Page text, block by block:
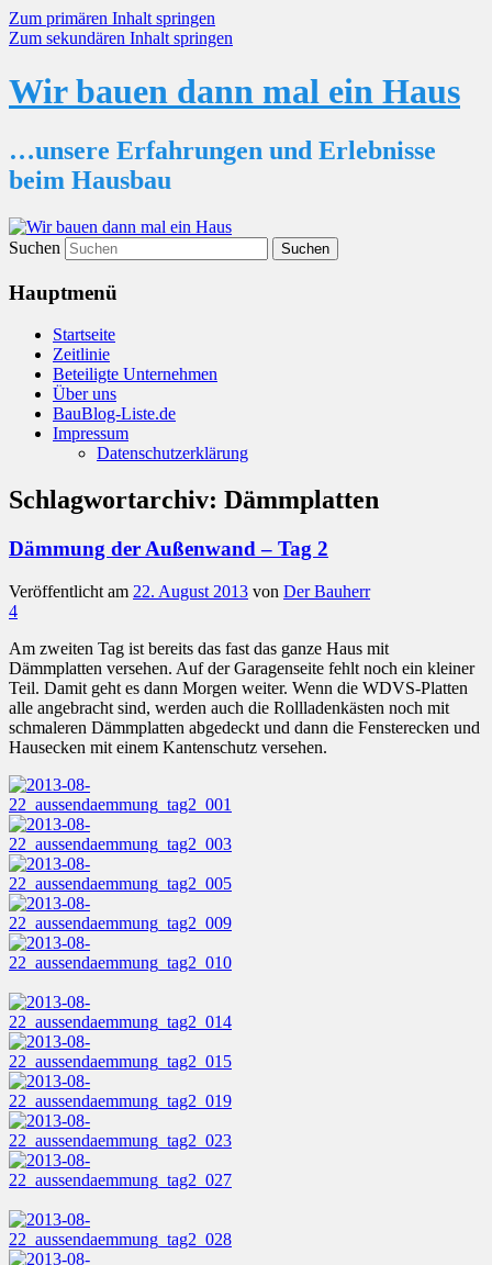
Zum primären Inhalt springen
Zum sekundären Inhalt springen
Wir bauen dann mal ein Haus
…unsere Erfahrungen und Erlebnisse
beim Hausbau
Suchen
Hauptmenü
Startseite
Zeitlinie
Beteiligte Unternehmen
Über uns
BauBlog-Liste.de
Impressum
Datenschutzerklärung
Schlagwortarchiv: Dämmplatten
Dämmung der Außenwand – Tag 2
Veröffentlicht am 22. August 2013 von Der Bauherr
4
Am zweiten Tag ist bereits das fast das ganze Haus mit
Dämmplatten versehen. Auf der Garagenseite fehlt noch ein kleiner
Teil. Damit geht es dann Morgen weiter. Wenn die WDVS-Platten
alle angebracht sind, werden auch die Rollladenkästen noch mit
schmaleren Dämmplatten abgedeckt und dann die Fensterecken und
Hausecken mit einem Kantenschutz versehen.